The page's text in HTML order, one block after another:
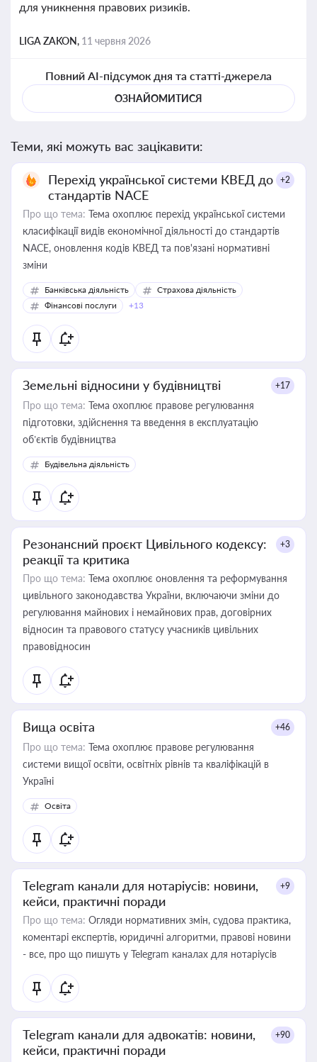
для уникнення правових ризиків.
LIGA ZAKON, 11 червня 2026
Повний AI-підсумок дня та статті-джерела
ОЗНАЙОМИТИСЯ
Теми, які можуть вас зацікавити:
Перехід української системи КВЕД до
стандартів NACE
+2
Про що тема: Тема охоплює перехід української системи
класифікації видів економічної діяльності до стандартів
NACE, оновлення кодів КВЕД та пов'язані нормативні
зміни
Банківська діяльність
Страхова діяльність
Фінансові послуги
+13
Земельні відносини у будівництві +17
Про що тема: Тема охоплює правове регулювання
підготовки, здійснення та введення в експлуатацію
об’єктів будівництва
Будівельна діяльність
Резонансний проєкт Цивільного кодексу:
реакції та критика
+3
Про що тема: Тема охоплює оновлення та реформування
цивільного законодавства України, включаючи зміни до
регулювання майнових і немайнових прав, договірних
відносин та правового статусу учасників цивільних
правовідносин
Вища освіта +46
Про що тема: Тема охоплює правове регулювання
системи вищої освіти, освітніх рівнів та кваліфікацій в
Україні
Освіта
Telegram канали для нотаріусів: новини,
кейси, практичні поради
+9
Про що тема: Огляди нормативних змін, судова практика,
коментарі експертів, юридичні алгоритми, правові новини
- все, про що пишуть у Telegram каналах для нотаріусів
Telegram канали для адвокатів: новини,
кейси, практичні поради
+90